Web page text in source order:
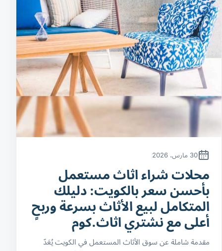
30 مارس، 2026
محلات شراء اثاث مستعمل
بأحسن سعر بالكويت: دليلك
المتكامل لبيع الأثاث بسرعة وربحٍ
أعلى مع نشتري اثاث.كوم
مقدمة شاملة عن سوق الأثاث المستعمل في الكويت يُعَدّ